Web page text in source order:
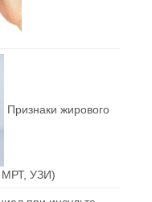
Признаки жирового
МРТ, УЗИ)